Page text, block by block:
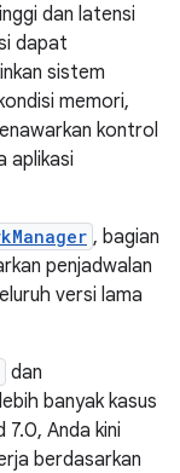
dan latensi
dapat
sistem
memori,
kontrol
aplikasi
, bagian
penjadwalan
versi lama
dan
banyak kasus
Anda kini
berdasarkan